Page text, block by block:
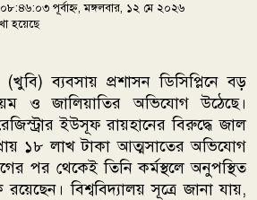
পূর্বাহ্ন, মঙ্গলবার, ১২ মে ২০২৬
হয়েছে
(খুবি) ব্যবসায় প্রশাসন ডিসিপ্লিনে বড়
ও জালিয়াতির অভিযোগ উঠেছে।
ইউসূফ রায়হানের বিরুদ্ধে জাল
১৮ লাখ টাকা আত্মসাতের অভিযোগ
পর থেকেই তিনি কর্মস্থলে অনুপস্থিত
বিশ্ববিদ্যালয় সূত্রে জানা যায়,